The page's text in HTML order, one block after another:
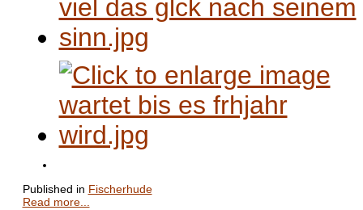
Published in Fischerhude
Read more...